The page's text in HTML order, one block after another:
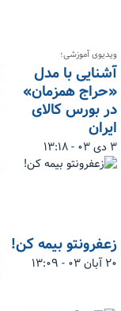
ویدیوی آموزشی؛
آشنایی با مدل
«حراج همزمان»
در بورس کالای
ایران
۳ دی ۰۳ - ۱۳:۱۸
زعفرونتو بیمه کن!
۲۰ آبان ۰۳ - ۱۳:۰۹